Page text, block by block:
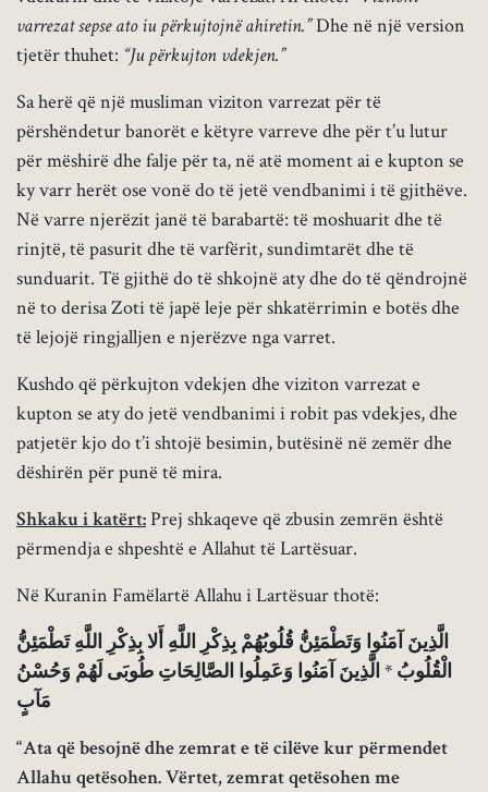
varrezat sepse ato iu përkujtojnë ahiretin.”Dhe në një version
tjetër thuhet: “Ju përkujton vdekjen.”
Sa herë që një musliman viziton varrezat për të
përshëndetur banorët e këtyre varreve dhe për t’u lutur
për mëshirë dhe falje për ta, në atë moment ai e kupton se
ky varr herët ose vonë do të jetë vendbanimi i të gjithëve.
Në varre njerëzit janë të barabartë: të moshuarit dhe të
rinjtë, të pasurit dhe të varfërit, sundimtarët dhe të
sunduarit. Të gjithë do të shkojnë aty dhe do të qëndrojnë
në to derisa Zoti të japë leje për shkatërrimin e botës dhe
të lejojë ringjalljen e njerëzve nga varret.
Kushdo që përkujton vdekjen dhe viziton varrezat e
kupton se aty do jetë vendbanimi i robit pas vdekjes, dhe
patjetër kjo do t’i shtojë besimin, butësinë në zemër dhe
dëshirën për punë të mira.
Shkaku i katërt:Prej shkaqeve që zbusin zemrën është
përmendja e shpeshtë e Allahut të Lartësuar.
Në Kuranin Famëlartë Allahu i Lartësuar thotë:
الَّذِينَ آمَنُوا وَتَطْمَئِنُّ قُلُوبُهُمْ بِذِكْرِ اللَّهِ أَلا بِذِكْرِ اللَّهِ تَطْمَئِنُّ
الْقُلُوبُ * الَّذِينَ آمَنُوا وَعَمِلُوا الصَّالِحَاتِ طُوبَى لَهُمْ وَحُسْنُ
مَآبٍ
“Ata që besojnë dhe zemrat e të cilëve kur përmendet
Allahu qetësohen. Vërtet, zemrat qetësohen me